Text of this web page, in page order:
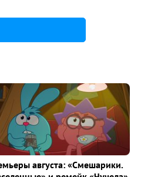
августа: «Смешарики.